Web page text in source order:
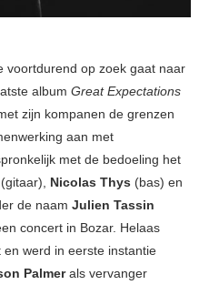
voortdurend op zoek gaat naar
album Great Expectations
zijn kompanen de grenzen
aan met
met de bedoeling het
Nicolas Thys (bas) en
de naam Julien Tassin
concert in Bozar. Helaas
werd in eerste instantie
Palmerals vervanger